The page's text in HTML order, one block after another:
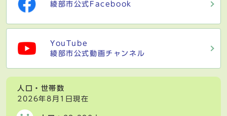
綾部市公式Facebook
YouTube
綾部市公式動画チャンネル
人口・世帯数
2026年8月1日現在